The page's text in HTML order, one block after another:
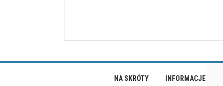
NA SKRÓTY INFORMACJE